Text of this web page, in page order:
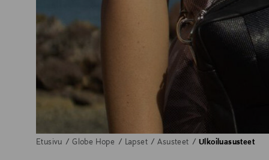
Etusivu Globe Hope Lapset Asusteet Ulkoiluasusteet